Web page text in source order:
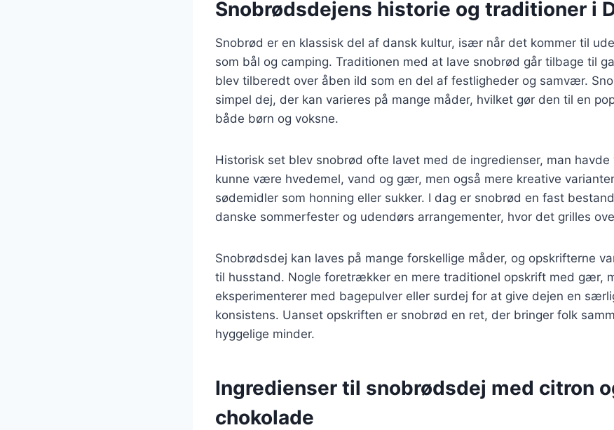
Snobrødsdejens historie og traditioner i
Snobrød er en klassisk del af dansk kultur, især når det kommer til
som bål og camping. Traditionen med at lave snobrød går tilbage til
blev tilberedt over åben ild som en del af festligheder og samvær.
simpel dej, der kan varieres på mange måder, hvilket gør den til en
både børn og voksne.
Historisk set blev snobrød ofte lavet med de ingredienser, man
kunne være hvedemel, vand og gær, men også mere kreative
sødemidler som honning eller sukker. I dag er snobrød en fast
danske sommerfester og udendørs arrangementer, hvor det grilles
Snobrødsdej kan laves på mange forskellige måder, og opskrifterne
til husstand. Nogle foretrækker en mere traditionel opskrift med gær,
eksperimenterer med bagepulver eller surdej for at give dejen en
konsistens. Uanset opskriften er snobrød en ret, der bringer folk
hyggelige minder.
Ingredienser til snobrødsdej med citron
chokolade